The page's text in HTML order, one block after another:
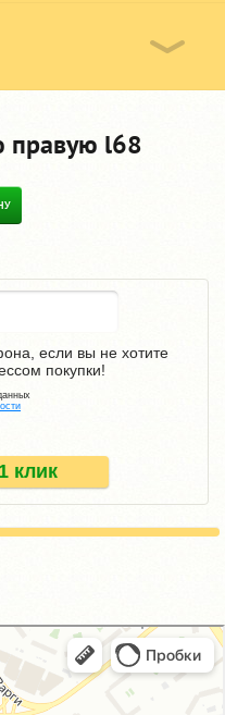
правую l68
клик
если вы не хотите
покупки!